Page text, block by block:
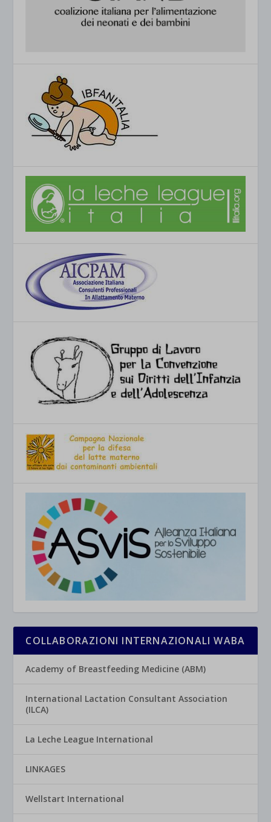
COLLABORAZIONI INTERNAZIONALI WABA
Academy of Breastfeeding Medicine (ABM)
International Lactation Consultant Association
(ILCA)
La Leche League International
LINKAGES
Wellstart International